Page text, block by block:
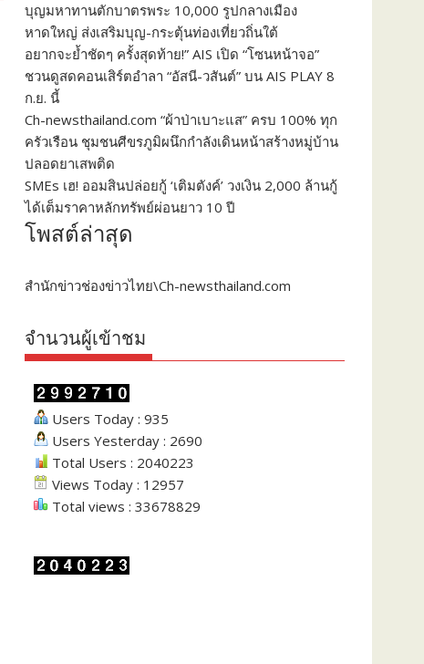
บุญมหาทานตักบาตรพระ 10,000 รูปกลางเมือง
หาดใหญ่ ส่งเสริมบุญ-กระตุ้นท่องเที่ยวถิ่นใต้
อยากจะย้ำชัดๆ ครั้งสุดท้าย!” AIS เปิด “โซนหน้าจอ”
ชวนดูสดคอนเสิร์ตอำลา “อัสนี-วสันต์” บน AIS PLAY 8
ก.ย. นี้
Ch-newsthailand.com “ผ้าป่าเบาะแส” ครบ 100% ทุก
ครัวเรือน ชุมชนศีขรภูมิผนึกกำลังเดินหน้าสร้างหมู่บ้าน
ปลอดยาเสพติด
SMEs เฮ! ออมสินปล่อยกู้ ‘เติมตังค์’ วงเงิน 2,000 ล้านกู้
ได้เต็มราคาหลักทรัพย์ผ่อนยาว 10 ปี
โพสต์ล่าสุด
สำนักข่าวช่องข่าวไทย\Ch-newsthailand.com
จำนวนผู้เข้าชม
Users Today : 935
Users Yesterday : 2690
Total Users : 2040223
Views Today : 12957
Total views : 33678829